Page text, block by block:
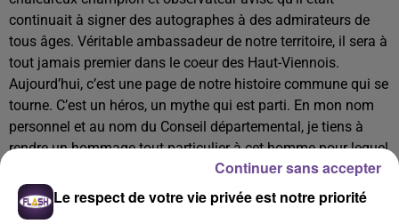
continuait à signer des autographes à des admirateurs de
tous âges. Véritable ambassadeur de notre territoire, il sera à
tout jamais premier dans le coeur des Haut-Viennois.
Aujourd’hui, c’est une page de notre histoire commune qui se
tourne. C’est un héros, un mythe qui est parti. En mon nom
personnel et au nom du Conseil départemental, je tiens à
rendre un hommage tout particulier à cet homme pour lequel
j’éprouvais une profonde admiration et adresse mes plus
sincères condoléances à sa famille et à ses proches, ainsi
qu’au milieu sportif qui l’aimait tant".
Le respect de votre vie privée est notre priorité
Continuer sans accepter